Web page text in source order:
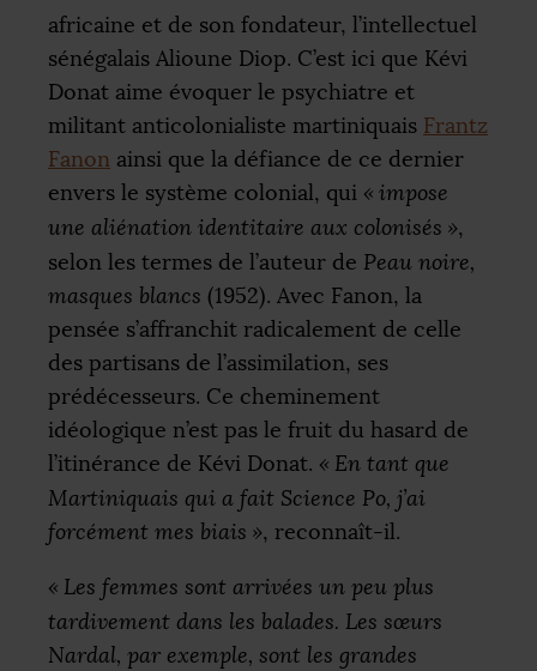
africaine et de son fondateur, l’intellectuel
sénégalais Alioune Diop. C’est ici que Kévi
Donat aime évoquer le psychiatre et
militant anticolonialiste martiniquais Frantz
Fanon ainsi que la défiance de ce dernier
envers le système colonial, qui « impose
une aliénation identitaire aux colonisés »,
selon les termes de l’auteur de Peau noire,
masques blancs (1952). Avec Fanon, la
pensée s’affranchit radicalement de celle
des partisans de l’assimilation, ses
prédécesseurs. Ce cheminement
idéologique n’est pas le fruit du hasard de
l’itinérance de Kévi Donat. « En tant que
Martiniquais qui a fait Science Po, j’ai
forcément mes biais », reconnaît-il.
« Les femmes sont arrivées un peu plus
tardivement dans les balades. Les sœurs
Nardal, par exemple, sont les grandes